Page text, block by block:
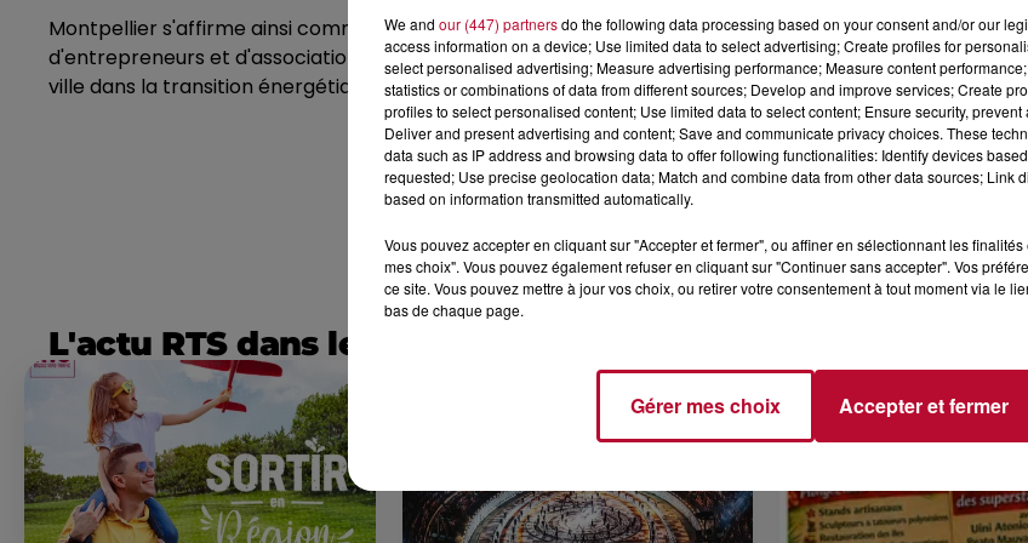
Montpellier s'affirme ainsi comme un pôle d'innovation dans le domaine des énergies renouvelables,
d'entrepreneurs et d'associations. Le développement de l'incubateur Enera et l'engagement des
ville dans la transition énergétique.
L'actu RTS dans le Sud
We and our (447) partnersdo the following data processing based on your consent and/or our
access information on a device; Use limited data to select advertising; Create profiles for
select personalised advertising; Measure advertising performance; Measure content
statistics or combinations of data from different sources; Develop and improve services; Create
profiles to select personalised content; Use limited data to select content; Ensure security,
Deliver and present advertising and content; Save and communicate privacy choices. These
data such as IP address and browsing data to offer following functionalities: Identify devices
requested; Use precise geolocation data; Match and combine data from other data sources; Link
based on information transmitted automatically.
Vous pouvez accepter en cliquant sur "Accepter et fermer", ou affiner en sélectionnant les
mes choix". Vous pouvez également refuser en cliquant sur "Continuer sans accepter". Vos
ce site. Vous pouvez mettre à jour vos choix, ou retirer votre consentement à tout moment via le
bas de chaque page.
Gérer mes choix Accepter et fermer